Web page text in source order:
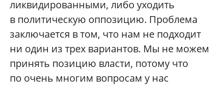
ликвидированными, либо уходить
в политическую оппозицию. Проблема
заключается в том, что нам не подходит
ни один из трех вариантов. Мы не можем
принять позицию власти, потому что
по очень многим вопросам у нас